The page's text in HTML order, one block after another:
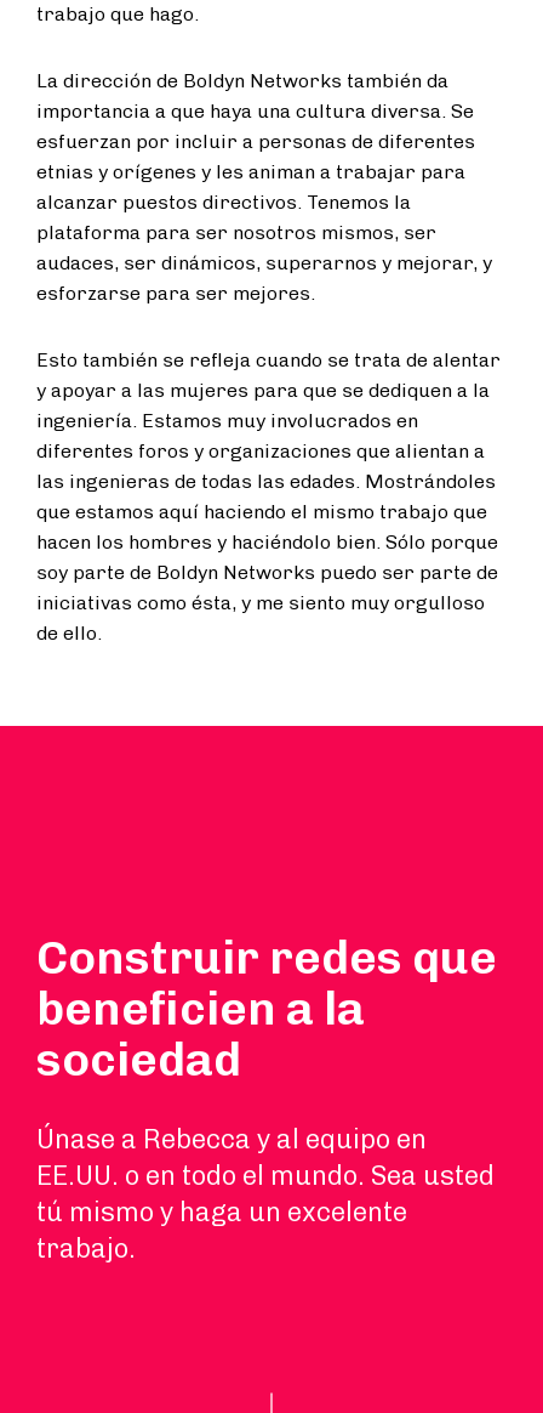
trabajo que hago.
La dirección de Boldyn Networks también da
importancia a que haya una cultura diversa. Se
esfuerzan por incluir a personas de diferentes
etnias y orígenes y les animan a trabajar para
alcanzar puestos directivos. Tenemos la
plataforma para ser nosotros mismos, ser
audaces, ser dinámicos, superarnos y mejorar, y
esforzarse para ser mejores.
Esto también se refleja cuando se trata de alentar
y apoyar a las mujeres para que se dediquen a la
ingeniería. Estamos muy involucrados en
diferentes foros y organizaciones que alientan a
las ingenieras de todas las edades. Mostrándoles
que estamos aquí haciendo el mismo trabajo que
hacen los hombres y haciéndolo bien. Sólo porque
soy parte de Boldyn Networks puedo ser parte de
iniciativas como ésta, y me siento muy orgulloso
de ello.
Construir redes que
beneficien a la
sociedad
Únase a Rebecca y al equipo en
EE.UU. o en todo el mundo. Sea usted
tú mismo y haga un excelente
trabajo.